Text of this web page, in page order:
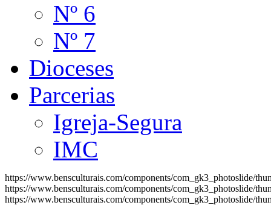
Nº 6
Nº 7
Dioceses
Parcerias
Igreja-Segura
IMC
https://www.bensculturais.com/components/com_gk3_photoslide/
https://www.bensculturais.com/components/com_gk3_photoslide/
https://www.bensculturais.com/components/com_gk3_photoslide/